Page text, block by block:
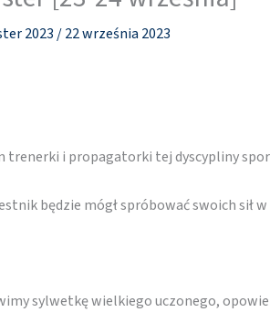
2023 /22 września 2023
trenerki i propagatorki tej dyscypliny
będzie mógł spróbować swoich sił
sylwetkę wielkiego uczonego,